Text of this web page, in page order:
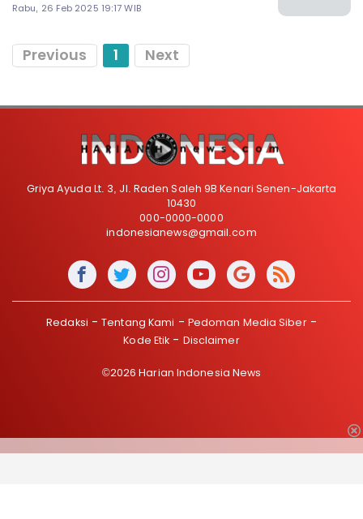
Rabu, 26 Feb 2025 19:17 WIB
Previous 1 Next
Griya Ayuda Lt. 3, Jl. Raden Saleh 9B Kenari Senen-Jakarta
10430
000-0000-0000
indonesianews@gmail.com
Redaksi Tentang Kami
Pedoman Media Siber
Kode Etik
Disclaimer
©2026 Harian Indonesia News